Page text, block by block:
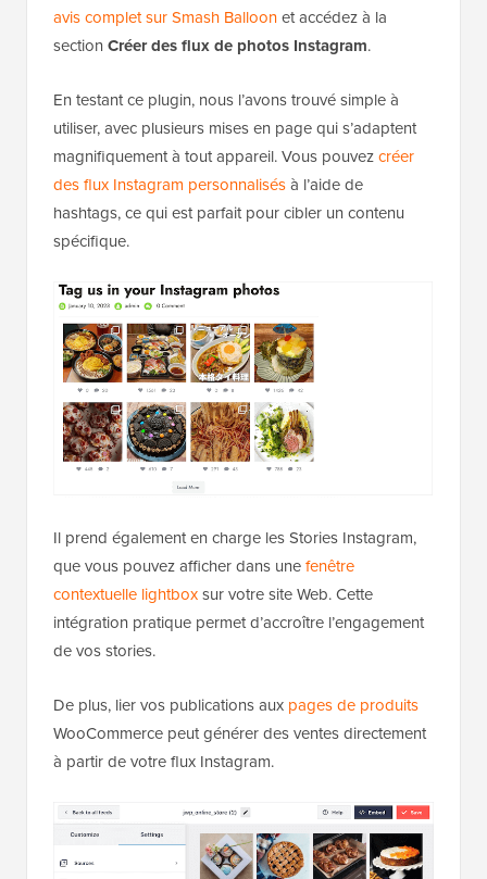
avis complet sur Smash Balloonet accédez à la
section Créer des flux de photos Instagram.
En testant ce plugin, nous l’avons trouvé simple à
utiliser, avec plusieurs mises en page qui s’adaptent
magnifiquement à tout appareil. Vous pouvezcréer
des flux Instagram personnalisésà l’aide de
hashtags, ce qui est parfait pour cibler un contenu
spécifique.
Il prend également en charge les Stories Instagram,
que vous pouvez afficher dans unefenêtre
contextuelle lightboxsur votre site Web. Cette
intégration pratique permet d’accroître l’engagement
de vos stories.
De plus, lier vos publications aux pages de produits
WooCommerce peut générer des ventes directement
à partir de votre flux Instagram.